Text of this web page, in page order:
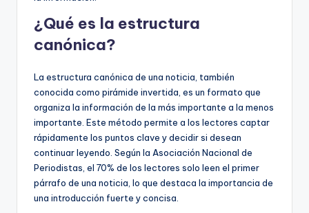
¿Qué es la estructura
canónica?
La estructura canónica de una noticia, también
conocida como pirámide invertida, es un formato que
organiza la información de la más importante a la menos
importante. Este método permite a los lectores captar
rápidamente los puntos clave y decidir si desean
continuar leyendo. Según la Asociación Nacional de
Periodistas, el 70% de los lectores solo leen el primer
párrafo de una noticia, lo que destaca la importancia de
una introducción fuerte y concisa.